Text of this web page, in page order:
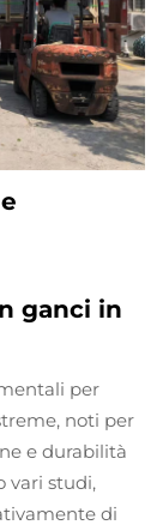
ganci in
per
noti per
e durabilità
vari studi,
di